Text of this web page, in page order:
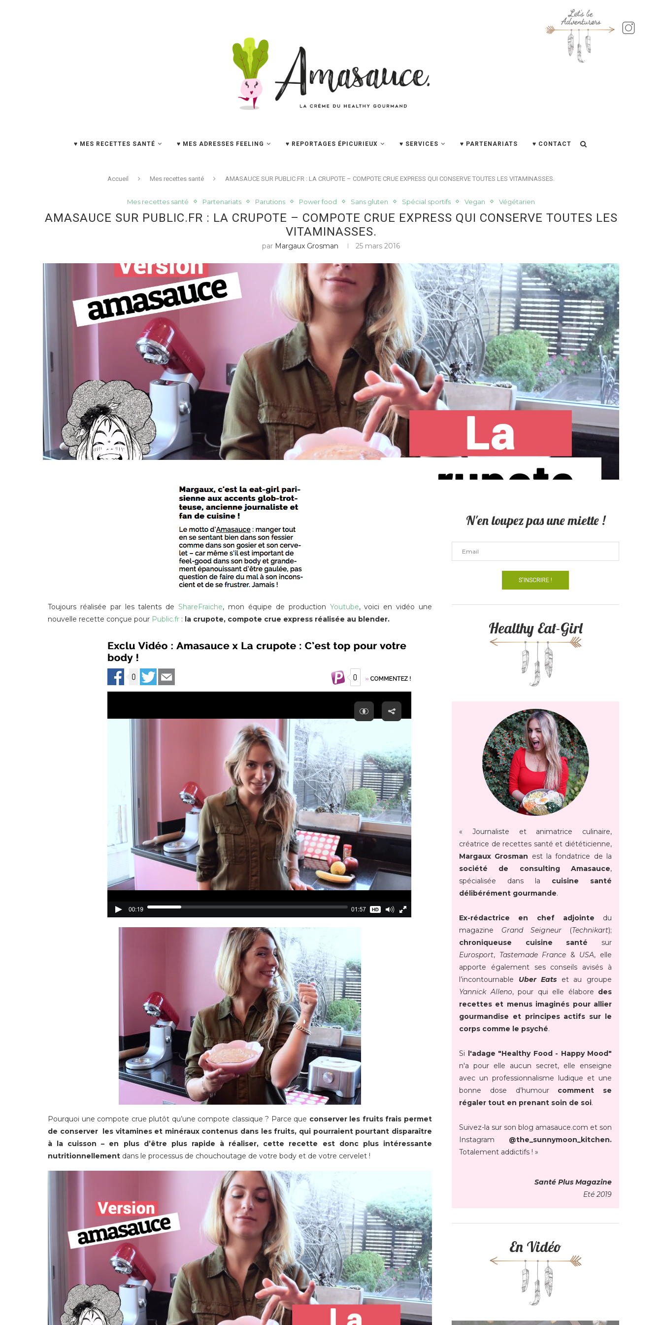
♥ MES RECETTES SANTÉ ♥ MES ADRESSES FEELING ♥ REPORTAGES ÉPICURIEUX ♥ SERVICES ♥ PARTENARIATS ♥ CONTACT
Accueil Mes recettes santé AMASAUCE SUR PUBLIC.FR : LA CRUPOTE – COMPOTE CRUE EXPRESS QUI CONSERVE TOUTES LES VITAMINASSES.
Mes recettes santé Partenariats Parutions Power food Sans gluten Spécial sportifs Vegan Végétarien
AMASAUCE SUR PUBLIC.FR : LA CRUPOTE – COMPOTE CRUE EXPRESS QUI CONSERVE TOUTES LES
VITAMINASSES.
par Margaux Grosman 25 mars 2016
Toujours réalisée par les talents de ShareFraiche, mon équipe de production Youtube, voici en vidéo une
nouvelle recette conçue pour Public.fr : la crupote, compote crue express réalisée au blender.
Pourquoi une compote crue plutôt qu’une compote classique ? Parce que conserver les fruits frais permet
de conserver les vitamines et minéraux contenus dans les fruits, qui pourraient pourtant disparaître
à la cuisson – en plus d’être plus rapide à réaliser, cette recette est donc plus intéressante
nutritionnellement dans le processus de chouchoutage de votre body et de votre cervelet !
N'en loupez pas une miette !
Healthy Eat-Girl
« Journaliste et animatrice culinaire,
créatrice de recettes santé et diététicienne,
Margaux Grosman est la fondatrice de la
société de consulting Amasauce,
spécialisée dans la cuisine santé
délibérément gourmande.
Ex-rédactrice en chef adjointe du
magazine Grand Seigneur (Technikart);
chroniqueuse cuisine santé sur
Eurosport, Tastemade France & USA, elle
apporte également ses conseils avisés à
l’incontournable Uber Eats et au groupe
Yannick Alleno, pour qui elle élabore des
recettes et menus imaginés pour allier
gourmandise et principes actifs sur le
corps comme le psyché.
Si l'adage "Healthy Food - Happy Mood"
n'a pour elle aucun secret, elle enseigne
avec un professionnalisme ludique et une
bonne dose d’humour comment se
régaler tout en prenant soin de soi.
Suivez-la sur son blog amasauce.com et son
Instagram @the_sunnymoon_kitchen.
Totalement addictifs ! »
Santé Plus Magazine
Eté 2019
En Vidéo